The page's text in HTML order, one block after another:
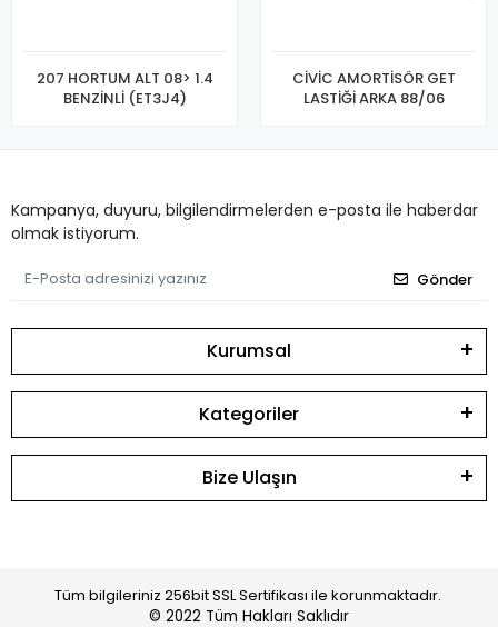
207 HORTUM ALT 08> 1.4
BENZİNLİ (ET3J4)
CİVİC AMORTİSÖR GET
LASTİĞİ ARKA 88/06
Kampanya, duyuru, bilgilendirmelerden e-posta ile haberdar
olmak istiyorum.
Gönder
Kurumsal
Kategoriler
Bize Ulaşın
Tüm bilgileriniz 256bit SSL Sertifikası ile korunmaktadır.
© 2022 Tüm Hakları Saklıdır